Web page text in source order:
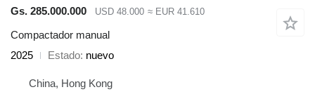
Gs. 285.000.000
USD 48.000 ≈ EUR 41.610
Compactador manual
2025
Estado nuevo
China, Hong Kong